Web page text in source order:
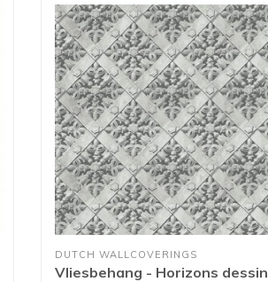
DUTCH WALLCOVERINGS
Vliesbehang - Horizons dessin